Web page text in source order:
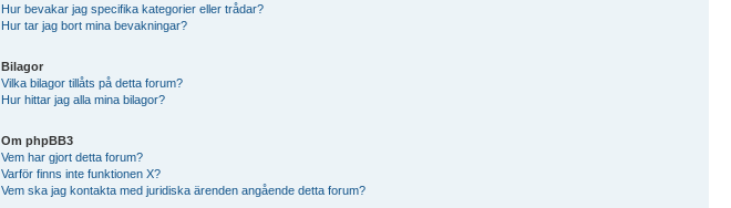
Hur bevakar jag specifika kategorier eller trådar?
Hur tar jag bort mina bevakningar?
Bilagor
Vilka bilagor tillåts på detta forum?
Hur hittar jag alla mina bilagor?
Om phpBB3
Vem har gjort detta forum?
Varför finns inte funktionen X?
Vem ska jag kontakta med juridiska ärenden angående detta forum?